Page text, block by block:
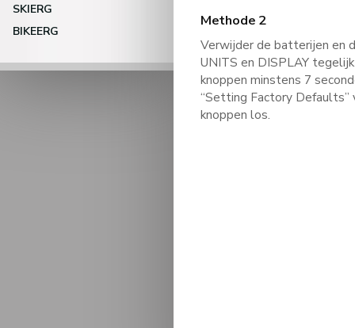
SKIERG
BIKEERG
Methode 2
Verwijder de batterijen en
UNITS en DISPLAY
knoppen minstens 7
“Setting Factory
knoppen los.